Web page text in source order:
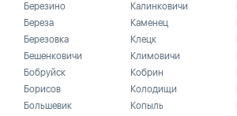
Березино
Береза
Березовка
Бешенковичи
Бобруйск
Борисов
Большевик
Калинковичи
Каменец
Клецк
Климовичи
Кобрин
Колодищи
Копыль